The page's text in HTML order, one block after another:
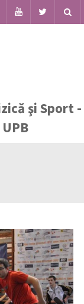
şi Sport -